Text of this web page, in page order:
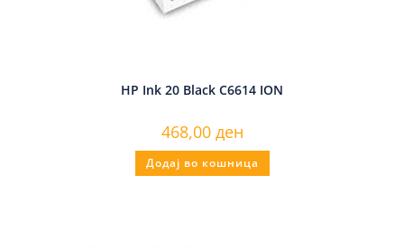
HP Ink 20 Black C6614 ION
468,00 ден
Додај во кошница